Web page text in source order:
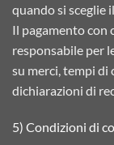
quando si sceglie
Il pagamento con
responsabile per
su merci, tempi di
dichiarazioni di
5) Condizioni di